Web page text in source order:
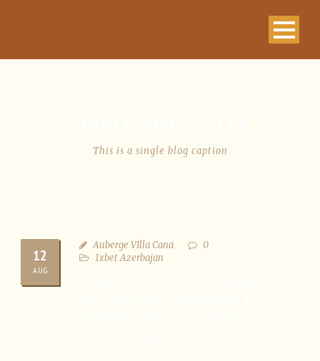
This is a single blog caption
12
AUG
Auberge VIlla Cana
0
1xbet Azerbajan